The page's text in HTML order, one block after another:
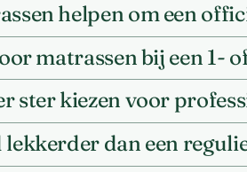
helpen om een
matrassen bij een 1-
ster kiezen voor
dan een